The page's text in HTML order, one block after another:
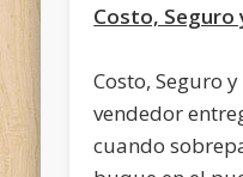
Costo, Seguro
Costo, Seguro
vendedor
cuando